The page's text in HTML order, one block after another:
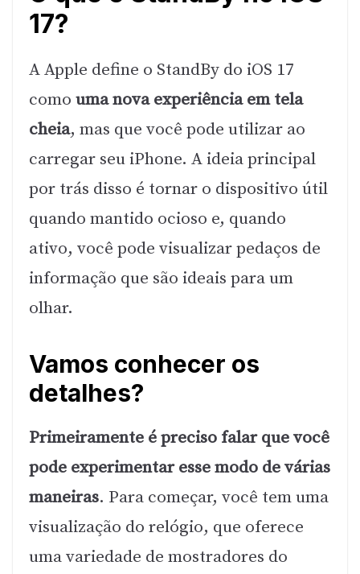
17?
A Apple define o StandBy do iOS 17
como uma nova experiência em tela
cheia, mas que você pode utilizar ao
carregar seu iPhone. A ideia principal
por trás disso é tornar o dispositivo útil
quando mantido ocioso e, quando
ativo, você pode visualizar pedaços de
informação que são ideais para um
olhar.
Vamos conhecer os
detalhes?
Primeiramente é preciso falar que você
pode experimentar esse modo de várias
maneiras. Para começar, você tem uma
visualização do relógio, que oferece
uma variedade de mostradores do